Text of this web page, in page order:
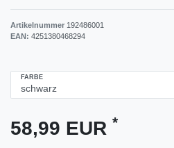
Artikelnummer 192486001
EAN: 4251380468294
FARBE
58,99 EUR *